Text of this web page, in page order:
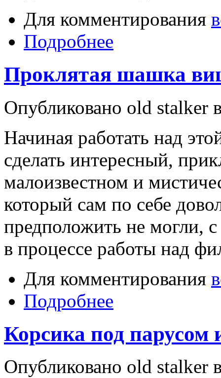
Для комментирования
Подробнее
Проклятая шашка
Опубликовано old stalker
Начиная работать над
сделать интересный,
малоизвестном и
который сам по себе
предположить не могли,
в процессе работы над
Для комментирования
Подробнее
Корсика под парусом
Опубликовано old stalker